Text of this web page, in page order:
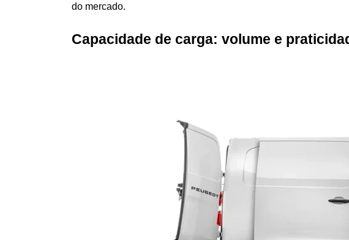
do mercado.
Capacidade de carga: volume e